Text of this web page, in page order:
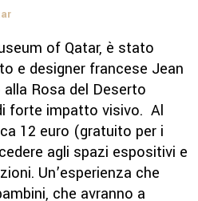
of Qatar, è stato
e designer francese Jean
Rosa del Deserto
forte impatto visivo. Al
12 euro (gratuito per i
agli spazi espositivi e
Un’esperienza che
che avranno a